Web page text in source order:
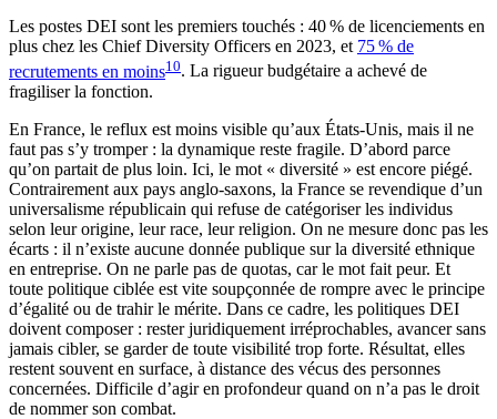
Les postes DEI sont les premiers touchés : 40 % de licenciements en
plus chez les Chief Diversity Officers en 2023, et 75 % de
recrutements en moins10. La rigueur budgétaire a achevé de
fragiliser la fonction.
En France, le reflux est moins visible qu’aux États-Unis, mais il ne
faut pas s’y tromper : la dynamique reste fragile. D’abord parce
qu’on partait de plus loin. Ici, le mot « diversité » est encore piégé.
Contrairement aux pays anglo-saxons, la France se revendique d’un
universalisme républicain qui refuse de catégoriser les individus
selon leur origine, leur race, leur religion. On ne mesure donc pas les
écarts : il n’existe aucune donnée publique sur la diversité ethnique
en entreprise. On ne parle pas de quotas, car le mot fait peur. Et
toute politique ciblée est vite soupçonnée de rompre avec le principe
d’égalité ou de trahir le mérite. Dans ce cadre, les politiques DEI
doivent composer : rester juridiquement irréprochables, avancer sans
jamais cibler, se garder de toute visibilité trop forte. Résultat, elles
restent souvent en surface, à distance des vécus des personnes
concernées. Difficile d’agir en profondeur quand on n’a pas le droit
de nommer son combat.